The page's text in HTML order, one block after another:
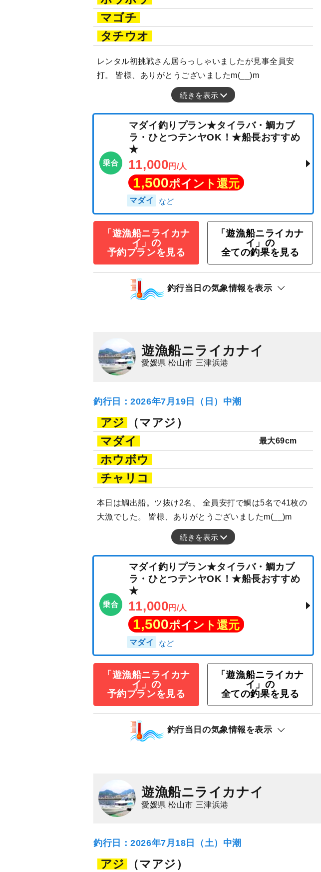
マゴチ
タチウオ
レンタル初挑戦さん居らっしゃいましたが見事全員安
打。 皆様、ありがとうございましたm(__)m
続きを表示
乗合
マダイ釣りプラン★タイラバ・鯛カブ
ラ・ひとつテンヤOK！★船長おすすめ
★
11,000
マダイ
「遊漁船ニライカナ
イ」の
予約プランを見る
「遊漁船ニライカナ
イ」の
全ての釣果を見る
釣行当日の気象情報を表示
遊漁船ニライカナイ
愛媛県 松山市 三津浜港
釣行日：2026年7月19日（日）中潮
アジ
（マアジ）
マダイ
最大69cm
ホウボウ
チャリコ
本日は鯛出船。ツ抜け2名、 全員安打で鯛は5名で41枚の
大漁でした。 皆様、ありがとうございましたm(__)m
続きを表示
マダイ釣りプラン★タイラバ・鯛カブ
ラ・ひとつテンヤOK！★船長おすすめ
★
11,000
「遊漁船ニライカナ
イ」の
予約プランを見る
「遊漁船ニライカナ
イ」の
全ての釣果を見る
釣行当日の気象情報を表示
遊漁船ニライカナイ
愛媛県 松山市 三津浜港
釣行日：2026年7月18日（土）中潮
アジ （マアジ）